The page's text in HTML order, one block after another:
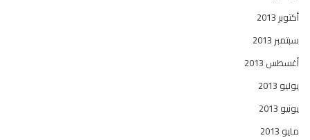
أكتوبر 2013
سبتمبر 2013
أغسطس 2013
يوليو 2013
يونيو 2013
مايو 2013